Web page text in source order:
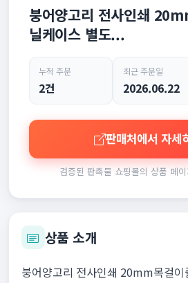
붕어양고리 전사인쇄
닐케이스 별도...
누적 주문
2건
최근 주문일
2026.06.22
판매처에서 자세
검증된 판촉물 쇼핑몰의 상품 페
상품 소개
붕어양고리 전사인쇄 20mm목걸이